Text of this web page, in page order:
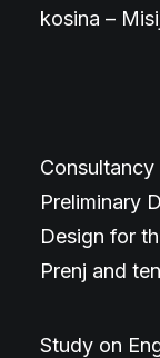
kosina –
Preliminary
Design for
Prenj and
Study on